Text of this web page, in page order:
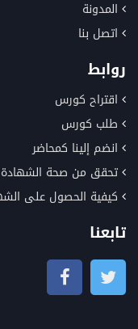
المدونة
اتصل بنا
روابط
اقتراح كورس
طلب كورس
انضم إلينا كمحاضر
تحقق من صحة الشهادة
كيفية الحصول على
تابعنا